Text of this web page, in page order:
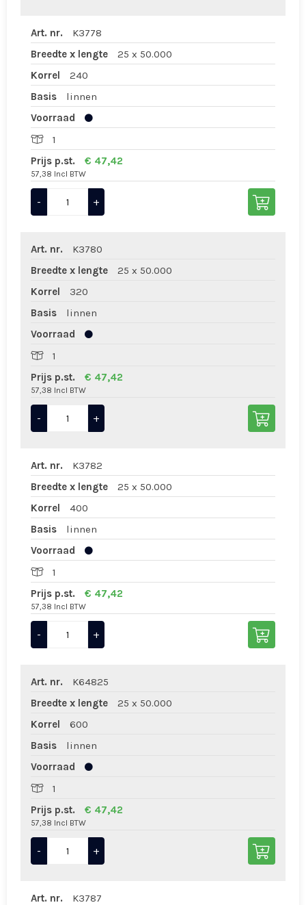
Art. nr.
K3778
Breedte x lengte
25 x 50.000
Korrel
240
Basis
linnen
Voorraad
1
Prijs p.st.
€ 47,42
57,38 Incl BTW
- +
Art. nr.
K3780
Breedte x lengte
25 x 50.000
Korrel
320
Basis
linnen
Voorraad
1
Prijs p.st.
€ 47,42
57,38 Incl BTW
- +
Art. nr.
K3782
Breedte x lengte
25 x 50.000
Korrel
400
Basis
linnen
Voorraad
1
Prijs p.st.
€ 47,42
57,38 Incl BTW
- +
Art. nr.
K64825
Breedte x lengte
25 x 50.000
Korrel
600
Basis
linnen
Voorraad
1
Prijs p.st.
€ 47,42
57,38 Incl BTW
- +
Art. nr.
K3787